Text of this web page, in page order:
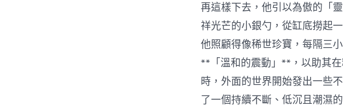
再這樣下去，他引以為傲的「
祥光芒的小銀勺，從缸底撈起
他照顧得像稀世珍寶，每隔三
**「溫和的震動」**，以助其
時，外面的世界開始發出一些
了一個持續不斷、低沉且潮